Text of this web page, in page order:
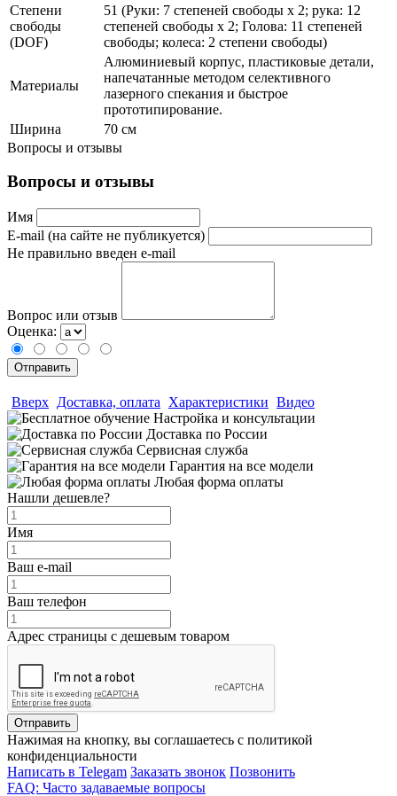
Степени
свободы
(DOF)
51 (Руки: 7 степеней свободы x 2; рука: 12
степеней свободы x 2; Голова: 11 степеней
свободы; колеса: 2 степени свободы)
Материалы
Алюминиевый корпус, пластиковые детали,
напечатанные методом селективного
лазерного спекания и быстрое
прототипирование.
Ширина
70 см
Вопросы и отзывы
Вопросы и отзывы
Имя
E-mail (на сайте не публикуется)
Не правильно введен e-mail
Вопрос или отзыв
Оценка:
Вверх Доставка, оплата Характеристики Видео
Настройка и консультации
Доставка по России
Сервисная служба
Гарантия на все модели
Любая форма оплаты
Нашли дешевле?
Имя
Ваш e-mail
Ваш телефон
Адрес страницы с дешевым товаром
Отправить
Нажимая на кнопку, вы соглашаетесь с политикой
конфиденциальности
Написать в Telegam Заказать звонок Позвонить
FAQ: Часто задаваемые вопросы